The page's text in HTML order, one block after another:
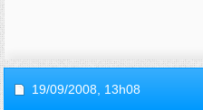
19/09/2008, 13h08